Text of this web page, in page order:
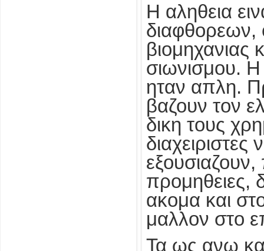
Η αληθεια
διαφθορεων,
βιομηχανιας
σιωνισμου.
ηταν απλη.
βαζουν τον
δικη τους
προμηθειες,
ακομα και
μαλλον στο
Τα ως ανω